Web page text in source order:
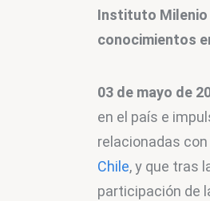
Instituto Milenio
conocimientos
03 de mayo de
en el país e
relacionadas
Chile, y que tras
participación de